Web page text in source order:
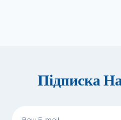
Підписка